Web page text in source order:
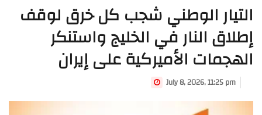
التيار الوطني شجب كل خرق لوقف
إطلاق النار في الخليج واستنكر
الهجمات الأميركية على إيران
July 8, 2026, 11:25 pm